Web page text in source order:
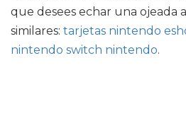
que desees echar una ojeada
similares: tarjetas nintendo
nintendo switch nintendo.